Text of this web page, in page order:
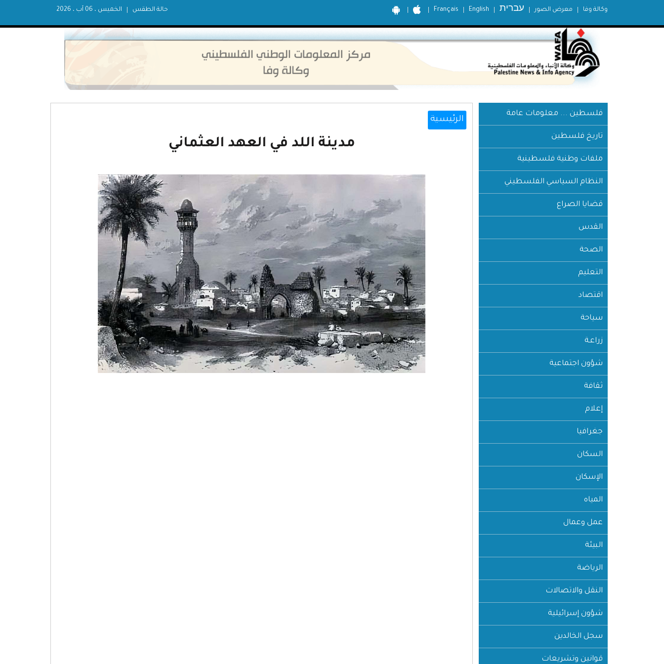
Français English עברית معرض الصور وكالة وفا الخميس ، 06 آب ، 2026 حالة الطقس
فلسطين ... معلومات عامة
تاريخ فلسطين
ملفات وطنية فلسطينية
النظام السياسي الفلسطيني
قضايا الصراع
القدس
الصحة
التعليم
اقتصاد
سياحة
زراعـة
شؤون اجتماعية
ثقافة
إعلام
جغرافيا
السكان
الإسكان
المياه
عمل وعمال
البيئة
الرياضة
النقل والاتصالات
شؤون إسرائيلية
سجل الخالدين
قوانين وتشريعات
الرئيسية
مدينة اللد في العهد العثماني